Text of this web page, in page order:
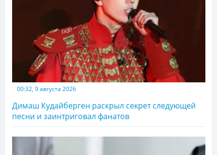
00:32, 9 августа 2026
Димаш Кудайберген раскрыл секрет следующей
песни и заинтриговал фанатов